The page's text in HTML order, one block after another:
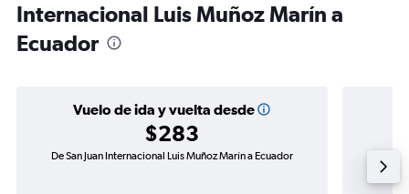
Internacional Luis Muñoz Marín a
Ecuador
Vuelo de ida y vuelta desde
$283
De San Juan Internacional Luis Muñoz Marín a Ecuador